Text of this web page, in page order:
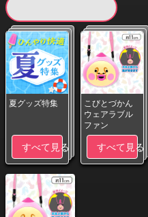
夏グッズ特集
すべて見る
こびとづかん
ウェアラブル
ファン
すべて見る